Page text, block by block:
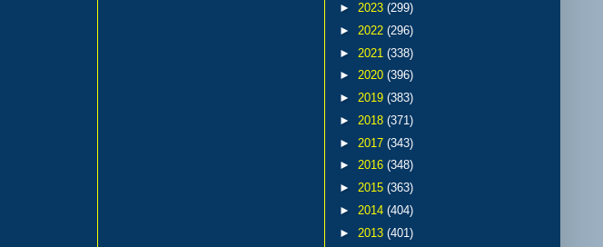
► 2023 (299)
► 2022 (296)
► 2021 (338)
► 2020 (396)
► 2019 (383)
► 2018 (371)
► 2017 (343)
► 2016 (348)
► 2015 (363)
► 2014 (404)
► 2013 (401)